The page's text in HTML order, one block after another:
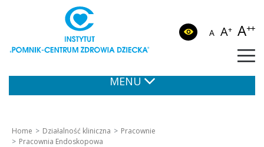
A A+ A++
MENU
Home Działalność kliniczna
Pracownie
Pracownia Endoskopowa